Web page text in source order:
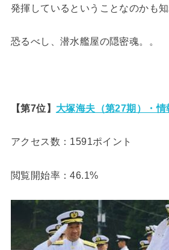
発揮しているということなのかも知
恐るべし、潜水艦屋の隠密魂。。
【第7位】 大塚海夫（第27期）・情
アクセス数：1591ポイント
閲覧開始率：46.1%